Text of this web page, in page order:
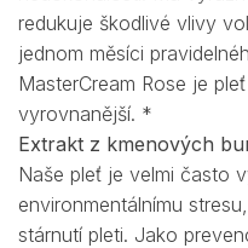
redukuje škodlivé vlivy
jednom měsíci
MasterCream Rose je
vyrovnanější. *
Extrakt z kmenových
Naše pleť je velmi často
environmentálnímu
stárnutí pleti. Jako